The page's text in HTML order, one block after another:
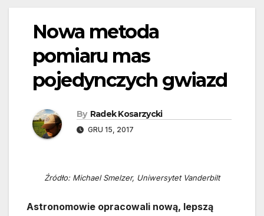
Nowa metoda
pomiaru mas
pojedynczych gwiazd
By Radek Kosarzycki
GRU 15, 2017
Źródło: Michael Smelzer, Uniwersytet Vanderbilt
Astronomowie opracowali nową, lepszą